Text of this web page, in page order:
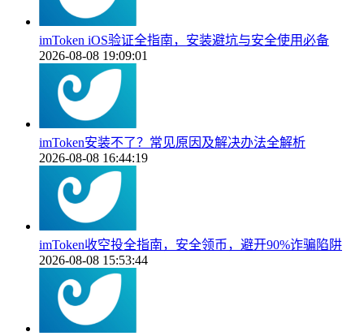
imToken iOS验证全指南，安装避坑与安全使用必备
2026-08-08 19:09:01
imToken安装不了？常见原因及解决办法全解析
2026-08-08 16:44:19
imToken收空投全指南，安全领币，避开90%诈骗陷阱
2026-08-08 15:53:44